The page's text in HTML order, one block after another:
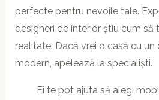
perfecte pentru nevoile tale.
designeri de interior știu cum să
realitate. Dacă vrei o casă cu un
modern, apelează la specialiști.
Ei te pot ajuta să alegi